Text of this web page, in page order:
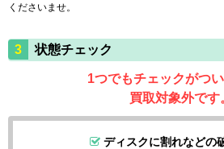
くださいませ。
状態チェック
1つでもチェックがつい
買取対象外です
ディスクに割れなどの